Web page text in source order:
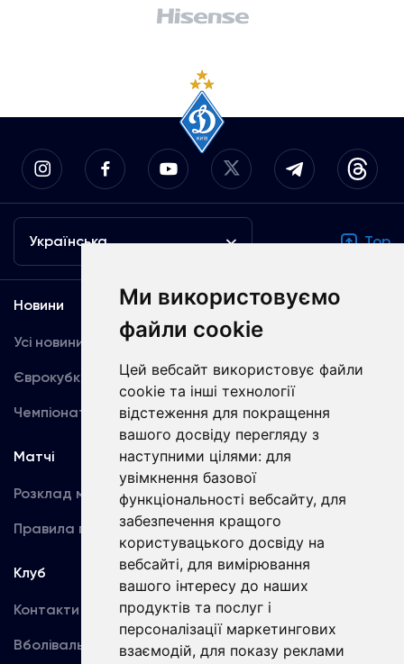
Ми використовуємо
файли cookie
Цей вебсайт використовує файли
cookie та інші технології
відстеження для покращення
вашого досвіду перегляду з
наступними цілями: для
увімкнення базової
функціональності вебсайту, для
забезпечення кращого
користувацького досвіду на
вебсайті, для вимірювання
вашого інтересу до наших
продуктів та послуг і
персоналізації маркетингових
взаємодій, для показу реклами
Українська Top
Новини
Усі новини
Єврокубки
Чемпіонат України
Медіа
Динамо TV
Фотогалерея
Акредитація
Матчі
Розклад матчів
Правила поведінки
Команда
Перша команда
U19
Клуб
Контакти
Вболівальникам